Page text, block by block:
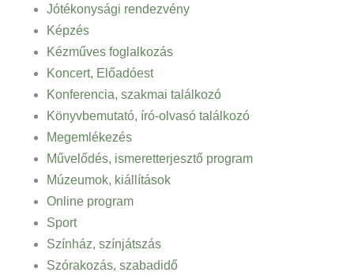
Jótékonysági rendezvény
Képzés
Kézműves foglalkozás
Koncert, Előadóest
Konferencia, szakmai találkozó
Könyvbemutató, író-olvasó találkozó
Megemlékezés
Művelődés, ismeretterjesztő program
Múzeumok, kiállítások
Online program
Sport
Színház, színjátszás
Szórakozás, szabadidő